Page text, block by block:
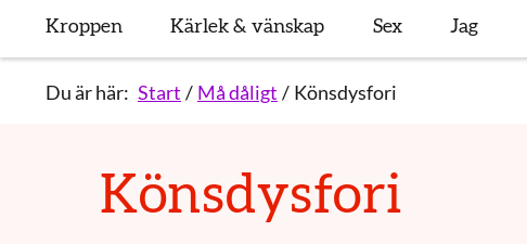
Kroppen Kärlek & vänskap Sex Jag
Du är här: Start Må dåligt Könsdysfori
Könsdysfori